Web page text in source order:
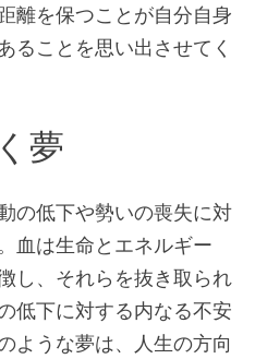
離を保つことが自分自身
ることを思い出させてく
夢
の低下や勢いの喪失に対
血は生命とエネルギー
し、それらを抜き取られ
低下に対する内なる不安
ような夢は、人生の方向